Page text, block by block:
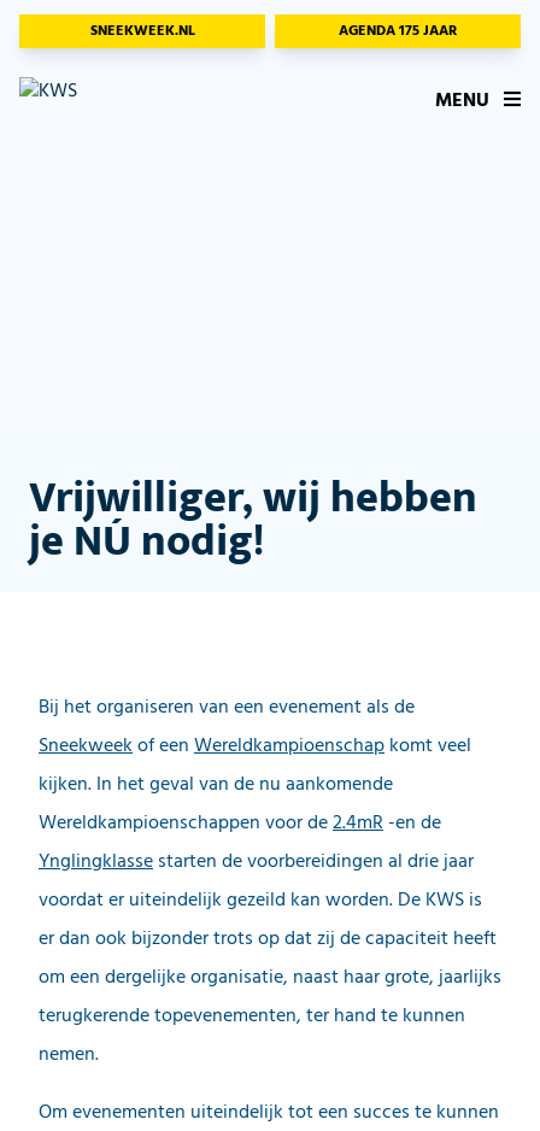
SNEEKWEEK.NL AGENDA 175 JAAR
MENU
Vrijwilliger, wij hebben
je NÚ nodig!
Bij het organiseren van een evenement als de
Sneekweekof eenWereldkampioenschapkomt veel
kijken. In het geval van de nu aankomende
Wereldkampioenschappen voor de2.4mR-en de
Ynglingklassestarten de voorbereidingen al drie jaar
voordat er uiteindelijk gezeild kan worden. De KWS is
er dan ook bijzonder trots op dat zij de capaciteit heeft
om een dergelijke organisatie, naast haar grote, jaarlijks
terugkerende topevenementen, ter hand te kunnen
nemen.
Om evenementen uiteindelijk tot een succes te kunnen